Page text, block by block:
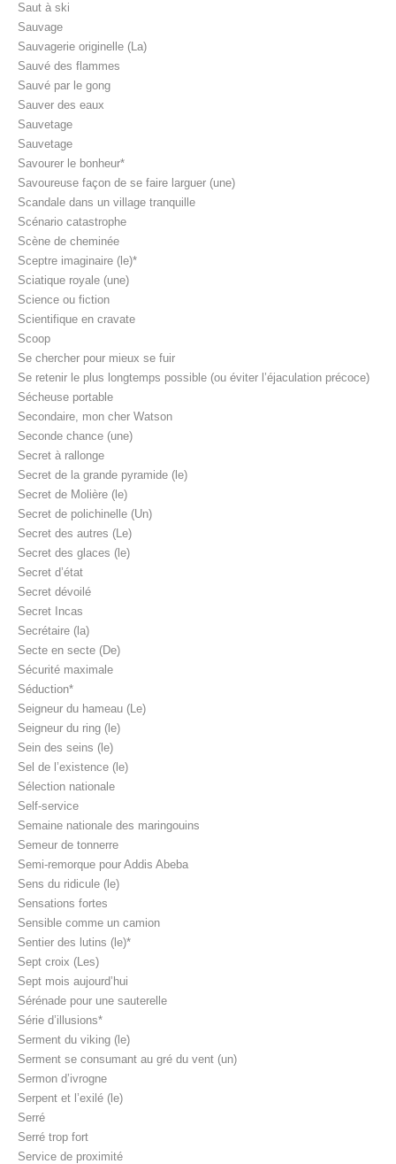
Saut à ski
Sauvage
Sauvagerie originelle (La)
Sauvé des flammes
Sauvé par le gong
Sauver des eaux
Sauvetage
Sauvetage
Savourer le bonheur*
Savoureuse façon de se faire larguer (une)
Scandale dans un village tranquille
Scénario catastrophe
Scène de cheminée
Sceptre imaginaire (le)*
Sciatique royale (une)
Science ou fiction
Scientifique en cravate
Scoop
Se chercher pour mieux se fuir
Se retenir le plus longtemps possible (ou éviter l’éjaculation précoce)
Sécheuse portable
Secondaire, mon cher Watson
Seconde chance (une)
Secret à rallonge
Secret de la grande pyramide (le)
Secret de Molière (le)
Secret de polichinelle (Un)
Secret des autres (Le)
Secret des glaces (le)
Secret d’état
Secret dévoilé
Secret Incas
Secrétaire (la)
Secte en secte (De)
Sécurité maximale
Séduction*
Seigneur du hameau (Le)
Seigneur du ring (le)
Sein des seins (le)
Sel de l’existence (le)
Sélection nationale
Self-service
Semaine nationale des maringouins
Semeur de tonnerre
Semi-remorque pour Addis Abeba
Sens du ridicule (le)
Sensations fortes
Sensible comme un camion
Sentier des lutins (le)*
Sept croix (Les)
Sept mois aujourd’hui
Sérénade pour une sauterelle
Série d’illusions*
Serment du viking (le)
Serment se consumant au gré du vent (un)
Sermon d’ivrogne
Serpent et l’exilé (le)
Serré
Serré trop fort
Service de proximité